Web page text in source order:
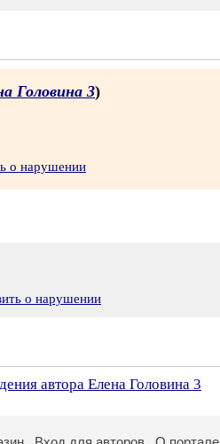
Головина 3)
о нарушении
о нарушении
автора Елена Головина 3